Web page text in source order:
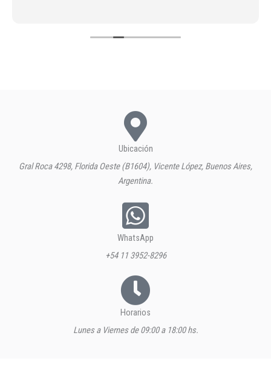
Ubicación
Gral Roca 4298, Florida Oeste (B1604), Vicente López, Buenos Aires,
Argentina.
WhatsApp
+54 11 3952-8296
Horarios
Lunes a Viernes de 09:00 a 18:00 hs.